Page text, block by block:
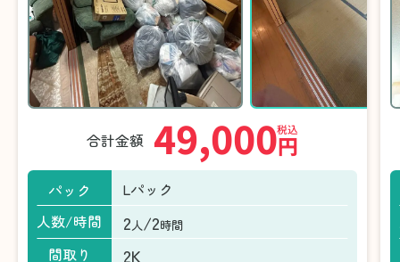
合計金額 49,000円
税込
パック
Lパック
人数/時間
2人 /2時間
間取り 2K